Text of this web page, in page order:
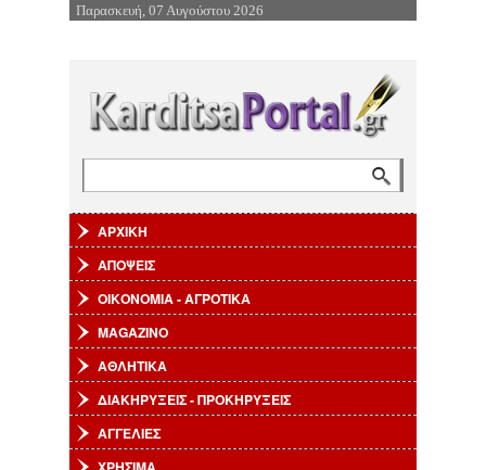
Επιστροφή στην Πλοήγηση
Παρασκευή, 07 Αυγούστου 2026
ΑΡΧΙΚΗ
ΑΠΟΨΕΙΣ
ΟΙΚΟΝΟΜΙΑ - ΑΓΡΟΤΙΚΑ
MAGAZINO
ΑΘΛΗΤΙΚΑ
ΔΙΑΚΗΡΥΞΕΙΣ - ΠΡΟΚΗΡΥΞΕΙΣ
ΑΓΓΕΛΙΕΣ